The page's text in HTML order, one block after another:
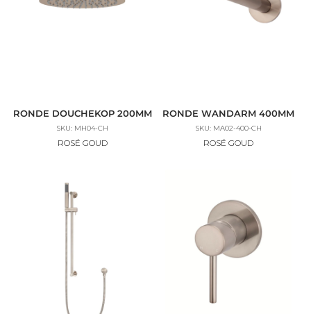
ROSÉ GOUD
RONDE DOUCHEKOP 200MM
SKU: MH04-CH
ROSÉ GOUD
RONDE WANDARM 400MM
SKU: MA02-400-CH